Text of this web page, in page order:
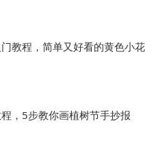
教程，简单又好看的黄色小花
，5步教你画植树节手抄报